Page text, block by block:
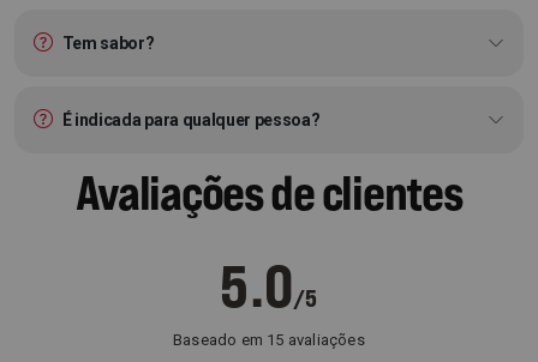
Tem sabor?
É indicada para qualquer pessoa?
Avaliações de clientes
5.0/5
Baseado em 15 avaliações